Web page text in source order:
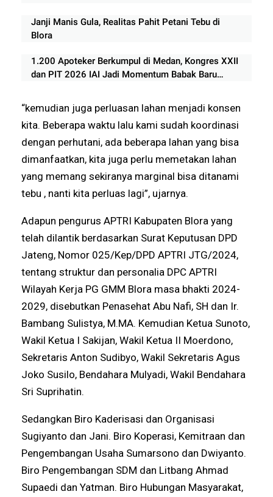
Janji Manis Gula, Realitas Pahit Petani Tebu di
Blora
1.200 Apoteker Berkumpul di Medan, Kongres XXII
dan PIT 2026 IAI Jadi Momentum Babak Baru
“kemudian juga perluasan lahan menjadi konsen
kita. Beberapa waktu lalu kami sudah koordinasi
dengan perhutani, ada beberapa lahan yang bisa
dimanfaatkan, kita juga perlu memetakan lahan
yang memang sekiranya marginal bisa ditanami
tebu , nanti kita perluas lagi”, ujarnya.
Adapun pengurus APTRI Kabupaten Blora yang
telah dilantik berdasarkan Surat Keputusan DPD
Jateng, Nomor 025/Kep/DPD APTRI JTG/2024,
tentang struktur dan personalia DPC APTRI
Wilayah Kerja PG GMM Blora masa bhakti 2024-
2029, disebutkan Penasehat Abu Nafi, SH dan Ir.
Bambang Sulistya, M.MA. Kemudian Ketua Sunoto,
Wakil Ketua I Sakijan, Wakil Ketua II Moerdono,
Sekretaris Anton Sudibyo, Wakil Sekretaris Agus
Joko Susilo, Bendahara Mulyadi, Wakil Bendahara
Sri Suprihatin.
Sedangkan Biro Kaderisasi dan Organisasi
Sugiyanto dan Jani. Biro Koperasi, Kemitraan dan
Pengembangan Usaha Sumarsono dan Dwiyanto.
Biro Pengembangan SDM dan Litbang Ahmad
Supaedi dan Yatman. Biro Hubungan Masyarakat,